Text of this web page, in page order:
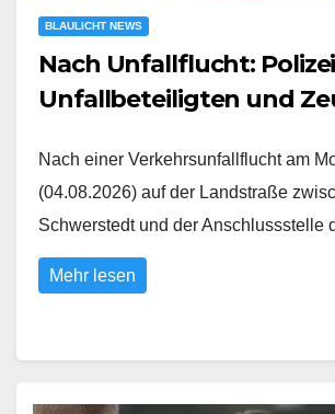
BLAULICHT NEWS
Nach Unfallflucht:
Unfallbeteiligten und
Nach einer Verkehrsunfallflucht am
(04.08.2026) auf der Landstraße
Schwerstedt und der Anschlussstelle
Mehr lesen